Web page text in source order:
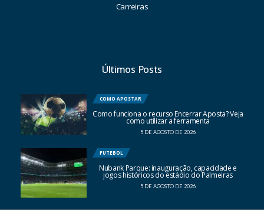
Carreiras
Últimos Posts
COMO APOSTAR
Como funciona o recurso Encerrar Aposta? Veja
como utilizar a ferramenta
5 DE AGOSTO DE 2026
FUTEBOL
Nubank Parque: inauguração, capacidade e
jogos históricos do estádio do Palmeiras
5 DE AGOSTO DE 2026